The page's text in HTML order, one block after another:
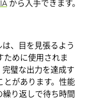
から入手できます。
、目を見張るよう
ために使用されま
璧な出力を達成す
とがあります。性能
り返しで待ち時間